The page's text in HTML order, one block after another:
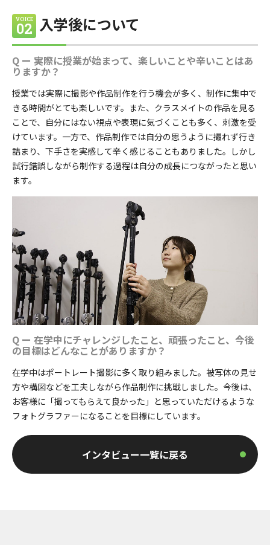
VOICE
02 入学後について
Q ー 実際に授業が始まって、楽しいことや辛いことはあ
りますか？
授業では実際に撮影や作品制作を行う機会が多く、制作に集中で
きる時間がとても楽しいです。また、クラスメイトの作品を見る
ことで、自分にはない視点や表現に気づくことも多く、刺激を受
けています。一方で、作品制作では自分の思うように撮れず行き
詰まり、下手さを実感して辛く感じることもありました。しかし
試行錯誤しながら制作する過程は自分の成長につながったと思い
ます。
Q ー 在学中にチャレンジしたこと、頑張ったこと、今後
の目標はどんなことがありますか？
在学中はポートレート撮影に多く取り組みました。被写体の見せ
方や構図などを工夫しながら作品制作に挑戦しました。今後は、
お客様に「撮ってもらえて良かった」と思っていただけるような
フォトグラファーになることを目標にしています。
インタビュー一覧に戻る